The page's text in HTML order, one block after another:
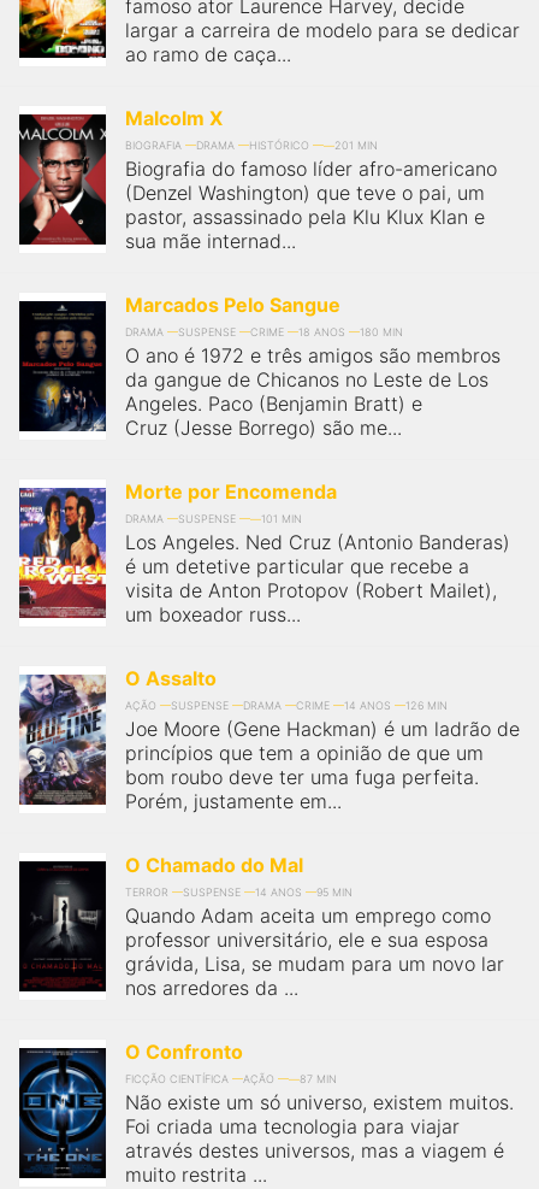
famoso ator Laurence Harvey, decide
largar a carreira de modelo para se dedicar
ao ramo de caça...
Malcolm X
BIOGRAFIA DRAMA HISTÓRICO 201 MIN
Biografia do famoso líder afro-americano
(Denzel Washington) que teve o pai, um
pastor, assassinado pela Klu Klux Klan e
sua mãe internad...
Marcados Pelo Sangue
DRAMA SUSPENSE CRIME 18 ANOS 180 MIN
O ano é 1972 e três amigos são membros
da gangue de Chicanos no Leste de Los
Angeles. Paco (Benjamin Bratt) e
Cruz (Jesse Borrego) são me...
Morte por Encomenda
DRAMA SUSPENSE 101 MIN
Los Angeles. Ned Cruz (Antonio Banderas)
é um detetive particular que recebe a
visita de Anton Protopov (Robert Mailet),
um boxeador russ...
O Assalto
AÇÃO SUSPENSE DRAMA CRIME 14 ANOS 126 MIN
Joe Moore (Gene Hackman) é um ladrão de
princípios que tem a opinião de que um
bom roubo deve ter uma fuga perfeita.
Porém, justamente em...
O Chamado do Mal
TERROR SUSPENSE 14 ANOS 95 MIN
Quando Adam aceita um emprego como
professor universitário, ele e sua esposa
grávida, Lisa, se mudam para um novo lar
nos arredores da ...
O Confronto
FICÇÃO CIENTÍFICA AÇÃO 87 MIN
Não existe um só universo, existem muitos.
Foi criada uma tecnologia para viajar
através destes universos, mas a viagem é
muito restrita ...